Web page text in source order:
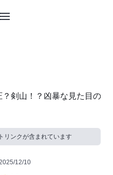
？剣山！？凶暴な見た目の
リンクが含まれています
12/10